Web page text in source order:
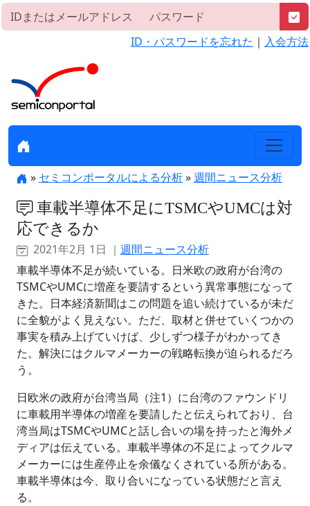
ID・パスワードを忘れた ｜ 入会方法
» セミコンポータルによる分析»週間ニュース分析
車載半導体不足にTSMCやUMCは対
応できるか
2021年2月 1日 ｜ 週間ニュース分析
車載半導体不足が続いている。日米欧の政府が台湾の
TSMCやUMCに増産を要請するという異常事態になって
きた。日本経済新聞はこの問題を追い続けているが未だ
に全貌がよく見えない。ただ、取材と併せていくつかの
事実を積み上げていけば、少しずつ様子がわかってき
た。解決にはクルマメーカーの戦略転換が迫られるだろ
う。
日欧米の政府が台湾当局（注1）に台湾のファウンドリ
に車載用半導体の増産を要請したと伝えられており、台
湾当局はTSMCやUMCと話し合いの場を持ったと海外メ
ディアは伝えている。車載半導体の不足によってクルマ
メーカーには生産停止を余儀なくされている所がある。
車載半導体は今、取り合いになっている状態だと言え
る。